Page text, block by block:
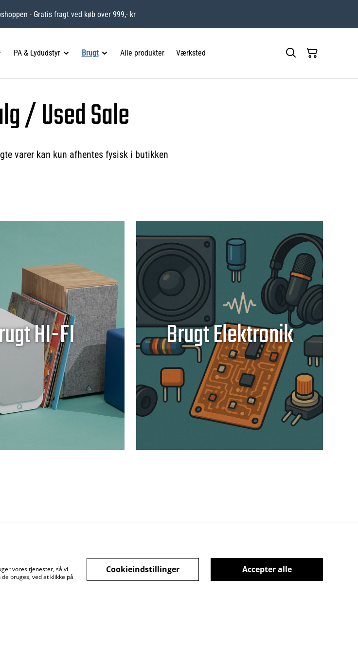
- Gratis fragt ved køb over 999,- kr
PA & Lydudstyr Brugt Alle produkter Værksted
/ Used Sale
varer kan kun afhentes fysisk i butikken
HI-FI Brugt Elektronik
Fortrolighedspolitik Cookiepolitik
vores tjenester, så vi
bruges, ved at klikke på
Accepter alle
Cookieindstillinger